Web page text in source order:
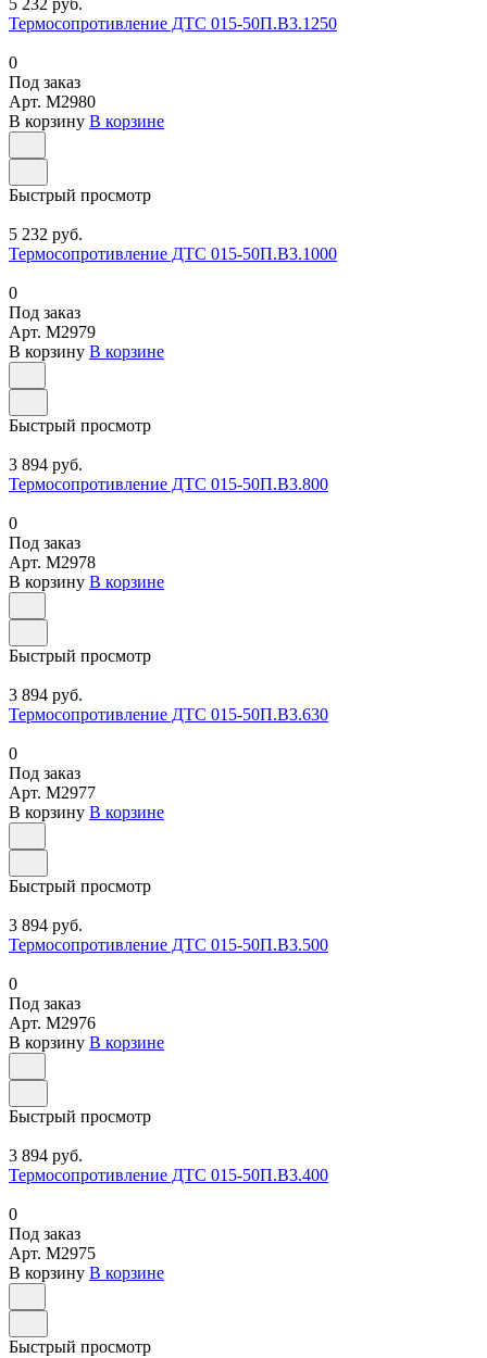
5 232 руб.
Термосопротивление ДТС 015-50П.В3.1250
0
Под заказ
Арт. M2980
В корзину В корзине
Быстрый просмотр
5 232 руб.
Термосопротивление ДТС 015-50П.В3.1000
0
Под заказ
Арт. M2979
В корзину В корзине
Быстрый просмотр
3 894 руб.
Термосопротивление ДТС 015-50П.В3.800
0
Под заказ
Арт. M2978
В корзину В корзине
Быстрый просмотр
3 894 руб.
Термосопротивление ДТС 015-50П.В3.630
0
Под заказ
Арт. M2977
В корзину В корзине
Быстрый просмотр
3 894 руб.
Термосопротивление ДТС 015-50П.В3.500
0
Под заказ
Арт. M2976
В корзину В корзине
Быстрый просмотр
3 894 руб.
Термосопротивление ДТС 015-50П.В3.400
0
Под заказ
Арт. M2975
В корзину В корзине
Быстрый просмотр